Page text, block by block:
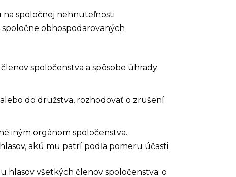
spoločnej nehnuteľnosti
obhospodarovaných
spoločenstva a spôsobe úhrady
do družstva, rozhodovať o zrušení
iným orgánom spoločenstva.
akú mu patrí podľa pomeru účasti
hlasov všetkých členov spoločenstva; o